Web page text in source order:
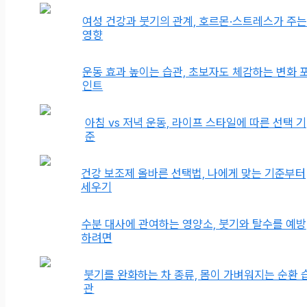
여성 건강과 붓기의 관계, 호르몬·스트레스가 주는
영향
운동 효과 높이는 습관, 초보자도 체감하는 변화
인트
아침 vs 저녁 운동, 라이프 스타일에 따른 선택 기
준
건강 보조제 올바른 선택법, 나에게 맞는 기준부터
세우기
수분 대사에 관여하는 영양소, 붓기와 탈수를 예방
하려면
붓기를 완화하는 차 종류, 몸이 가벼워지는 순환
관